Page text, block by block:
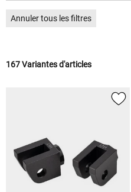
Annuler tous les filtres
167 Variantes d'articles